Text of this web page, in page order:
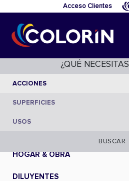
Acceso Clientes
¿QUÉ NECESITAS
BUSCAR
HOGAR & OBRA
DILUYENTES